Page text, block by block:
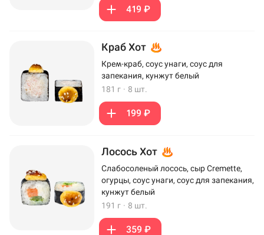
419 ₽
Краб Хот
Крем-краб, соус унаги, соус для
запекания, кунжут белый
181 г · 8 шт.
199 ₽
Лосось Хот
Слабосоленый лосось, сыр Cremette,
огурцы, соус унаги, соус для запекания,
кунжут белый
191 г · 8 шт.
359 ₽